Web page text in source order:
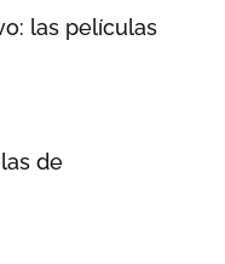
las películas
de